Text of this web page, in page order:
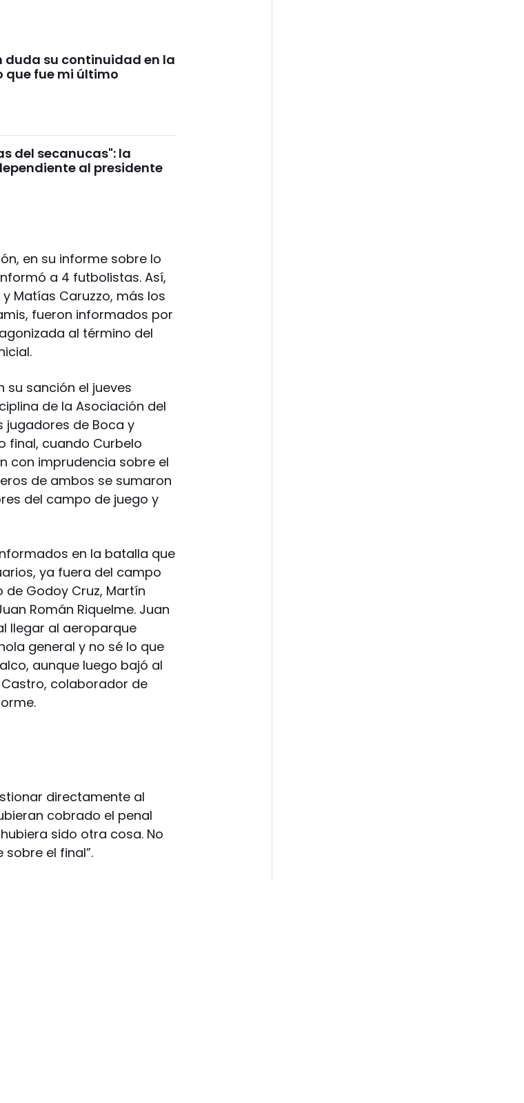
duda su continuidad en la
que fue mi último
del secanucas": la
al presidente
en su informe sobre lo
a 4 futbolistas. Así,
Matías Caruzzo, más los
fueron informados por
al término del
sanción el jueves
de la Asociación del
jugadores de Boca y
final, cuando Curbelo
con imprudencia sobre el
de ambos se sumaron
del campo de juego y
en la batalla que
ya fuera del campo
Godoy Cruz, Martín
Román Riquelme. Juan
llegar al aeroparque
general y no sé lo que
aunque luego bajó al
colaborador de
directamente al
cobrado el penal
sido otra cosa. No
el final”.